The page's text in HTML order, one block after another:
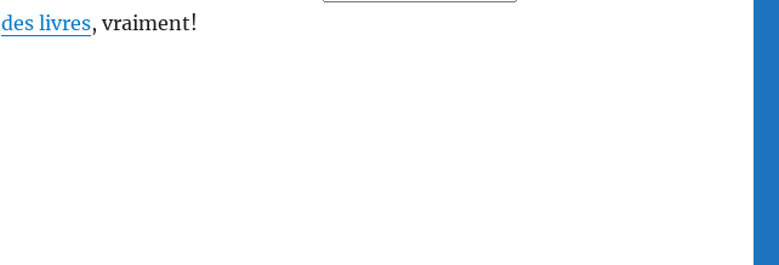
des livres, vraiment!